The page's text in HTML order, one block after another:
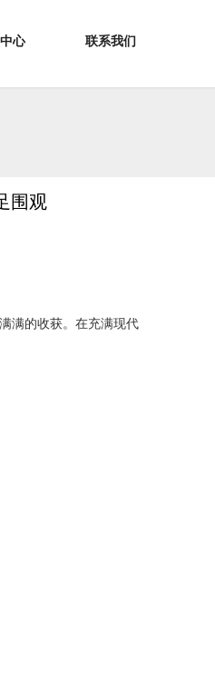
心 联系我们
围观
满的收获。在充满现代